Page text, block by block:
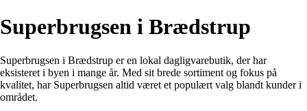
Superbrugsen i Brædstrup
Superbrugsen i Brædstrup er en lokal dagligvarebutik, der har
eksisteret i byen i mange år. Med sit brede sortiment og fokus på
kvalitet, har Superbrugsen altid været et populært valg blandt kunder i
området.